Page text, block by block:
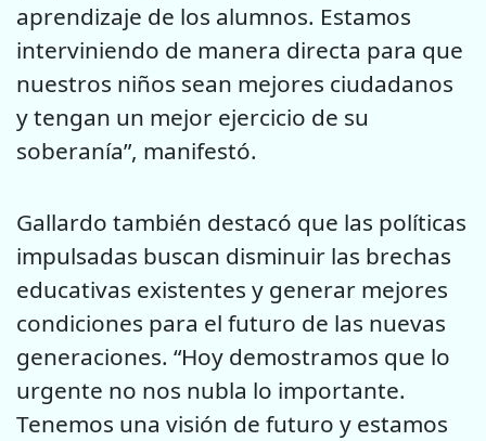
aprendizaje de los alumnos. Estamos
interviniendo de manera directa para que
nuestros niños sean mejores ciudadanos
y tengan un mejor ejercicio de su
soberanía”, manifestó.
Gallardo también destacó que las políticas
impulsadas buscan disminuir las brechas
educativas existentes y generar mejores
condiciones para el futuro de las nuevas
generaciones. “Hoy demostramos que lo
urgente no nos nubla lo importante.
Tenemos una visión de futuro y estamos